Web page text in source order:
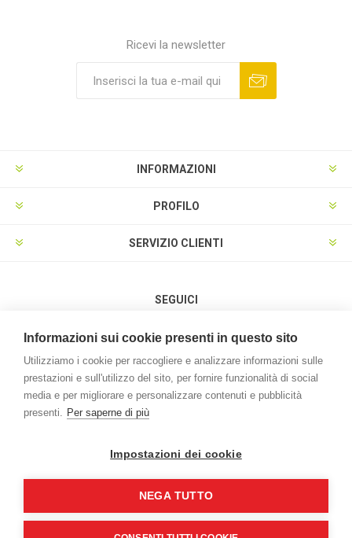
Ricevi la newsletter
INFORMAZIONI
PROFILO
SERVIZIO CLIENTI
SEGUICI
METODI DI PAGAMENTO
Powered bynopCommerce
Credits:vulcanoteam.it
Copyright © 2026 L'Agrifoglio. Tutti i diritti riservati | P.iva e C.F.
Informazioni sui cookie presenti in questo sito
Utilizziamo i cookie per raccogliere e analizzare informazioni sulle
prestazioni e sull'utilizzo del sito, per fornire funzionalità di social
media e per migliorare e personalizzare contenuti e pubblicità
presenti. Per saperne di più
Impostazioni dei cookie
NEGA TUTTO